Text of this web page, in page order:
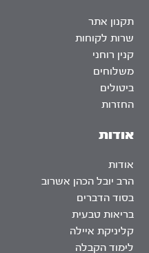
אודות
אודות
הרב יובל הכהן אשרוב
בסוד הדברים
בריאות טבעית
קליניקת איילה
לימוד הקבלה
תקנון אתר
שרות לקוחות
קנין רוחני
משלוחים
ביטולים
החזרות